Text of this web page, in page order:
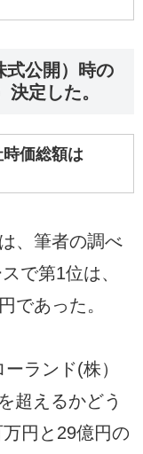
式公開）時の
定した。
価総額は
、筆者の調べ
で第1位は、
であった。
ランド(株）
超えるかどう
円と29億円の